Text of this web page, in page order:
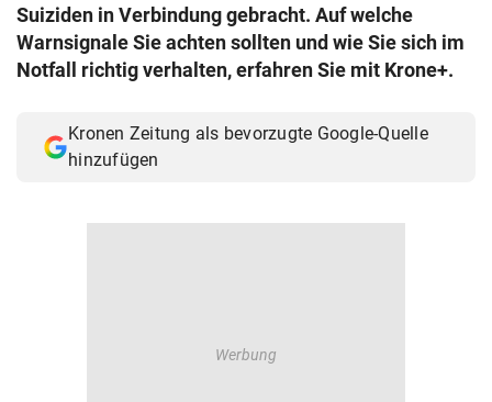
Suiziden in Verbindung gebracht. Auf welche
Warnsignale Sie achten sollten und wie Sie sich im
Notfall richtig verhalten, erfahren Sie mit Krone+.
Kronen Zeitung als bevorzugte Google-Quelle
hinzufügen